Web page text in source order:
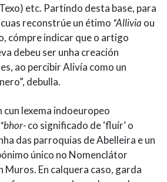
etc. Partindo desta base, para
reconstrúe un étimo *Allivia ou
cómpre indicar que o artigo
debeu ser unha creación
ao percibir Alivía como un
debulla.
lexema indoeuropeo
co significado de ‘fluír’ o
das parroquias de Abelleira e un
único no Nomenclátor
En calquera caso, garda